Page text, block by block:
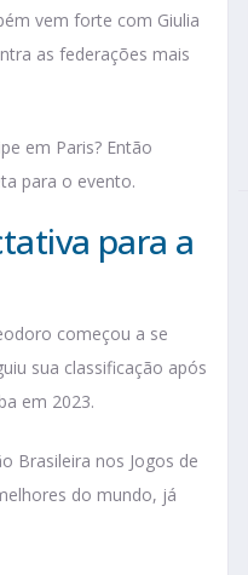
vem forte com Giulia
as federações mais
em Paris? Então
para o evento.
para a
começou a se
sua classificação após
em 2023.
Brasileira nos Jogos de
do mundo, já